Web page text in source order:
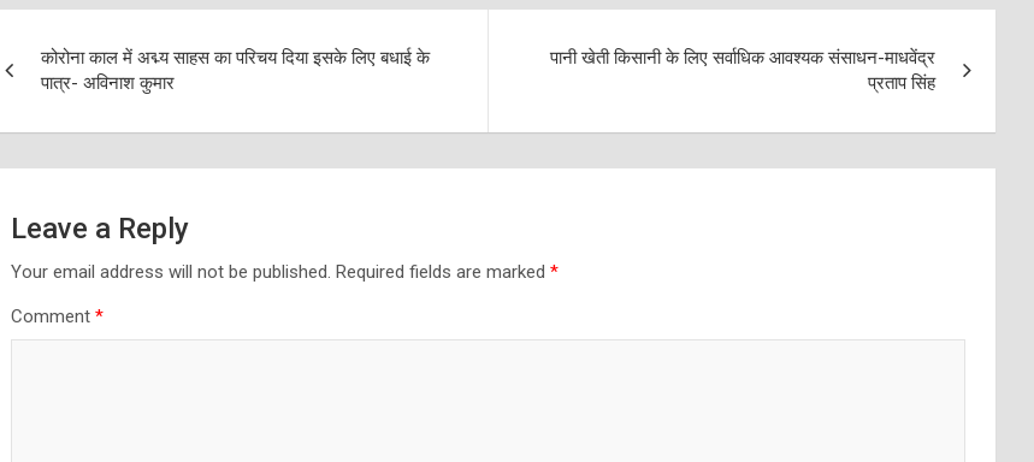
navigation
कोरोना काल में अद्म्य साहस का परिचय दिया इसके लिए बधाई के
पात्र- अविनाश कुमार
पानी खेती किसानी के लिए सर्वाधिक आवश्यक संसाधन-माधवेंद्र
प्रताप सिंह
Leave a Reply
Your email address will not be published. Required fields are marked *
Comment *